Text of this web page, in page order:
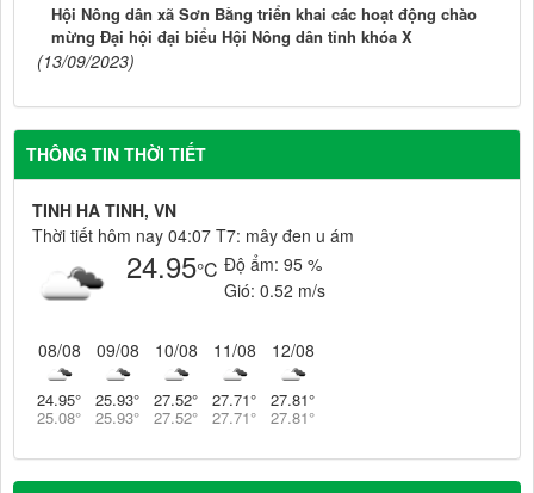
Hội Nông dân xã Sơn Bằng triển khai các hoạt động chào
mừng Đại hội đại biểu Hội Nông dân tỉnh khóa X
(13/09/2023)
THÔNG TIN THỜI TIẾT
TINH HA TINH, VN
Thời tiết hôm nay 04:07 T7: mây đen u ám
24.95°C Độ ẩm: 95 %
Gió: 0.52 m/s
08/08
24.95°
25.08°
09/08
25.93°
25.93°
10/08
27.52°
27.52°
11/08
27.71°
27.71°
12/08
27.81°
27.81°